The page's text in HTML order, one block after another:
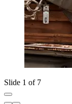
Slide 1 of 7